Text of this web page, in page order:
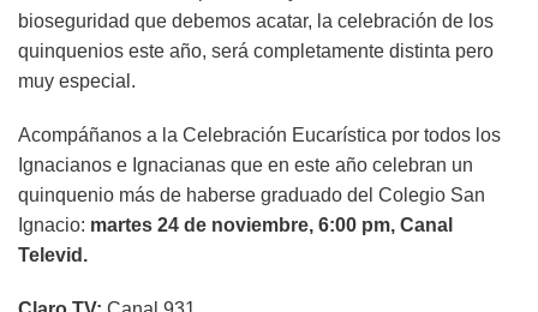
bioseguridad que debemos acatar, la celebración de los
quinquenios este año, será completamente distinta pero
muy especial.
Acompáñanos a la Celebración Eucarística por todos los
Ignacianos e Ignacianas que en este año celebran un
quinquenio más de haberse graduado del Colegio San
Ignacio: martes 24 de noviembre, 6:00 pm, Canal
Televid.